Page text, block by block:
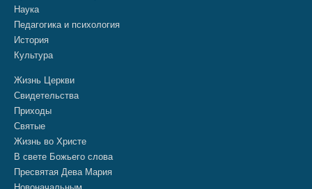
Наука
Педагогика и психология
История
Культура
Жизнь Церкви
Свидетельства
Приходы
Святые
Жизнь во Христе
В свете Божьего слова
Пресвятая Дева Мария